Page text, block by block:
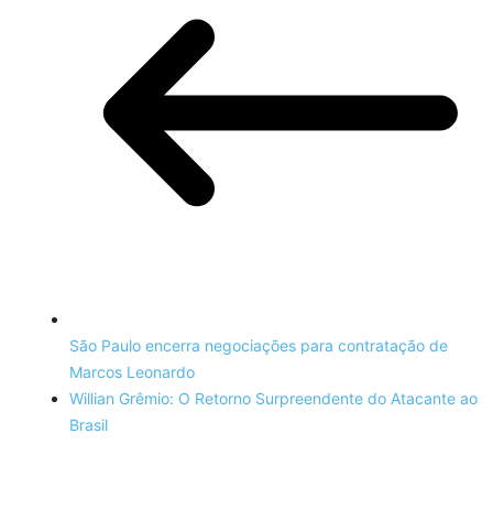
São Paulo encerra negociações para contratação de
Marcos Leonardo
Willian Grêmio: O Retorno Surpreendente do Atacante ao
Brasil